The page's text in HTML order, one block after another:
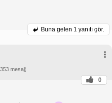
Buna gelen 1 yanıtı gör.
mesaj)
0